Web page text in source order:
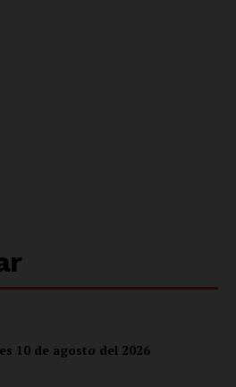
10 de agosto del 2026